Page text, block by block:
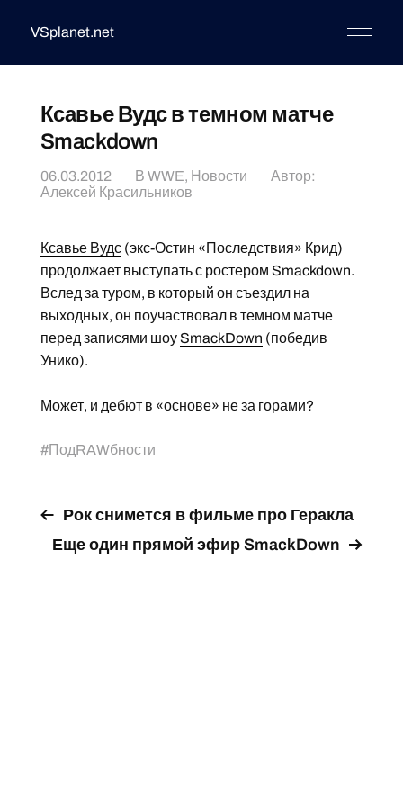
VSplanet.net
Ксавье Вудс в темном матче
Smackdown
06.03.2012 В WWE, Новости
Автор:
Алексей Красильников
Ксавье Вудс(экс-Остин «Последствия» Крид)
продолжает выступать с ростером Smackdown.
Вслед за туром, в который он съездил на
выходных, он поучаствовал в темном матче
перед записями шоу SmackDown (победив
Унико).
Может, и дебют в «основе» не за горами?
#ПодRAWбности
Рок снимется в фильме про Геракла
Еще один прямой эфир SmackDown